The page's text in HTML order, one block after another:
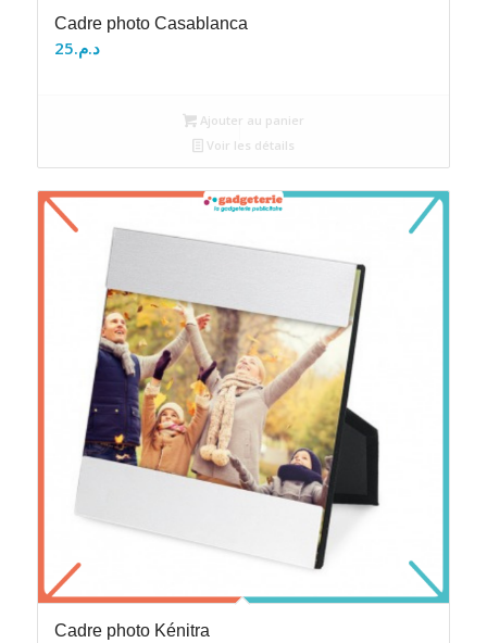
Cadre photo Casablanca
د.م.25
Ajouter au panier
Voir les détails
Cadre photo Kénitra